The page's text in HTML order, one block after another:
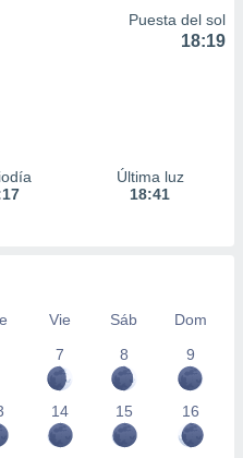
Puesta del sol
18:19
Última luz
18:41
Vie Sáb
Dom
7
8 9
14 15 16